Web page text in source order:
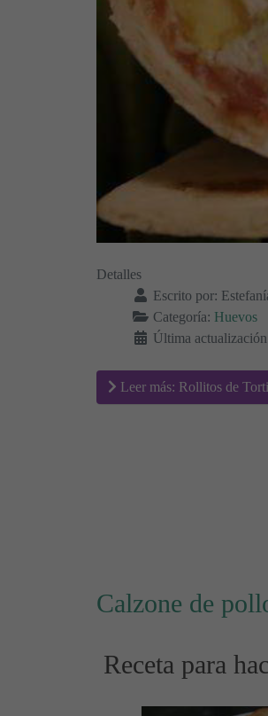
Detalles
Escrito por:
Categoría: Huevos
Última
Leer más: Rollitos de
Calzone de
Receta para